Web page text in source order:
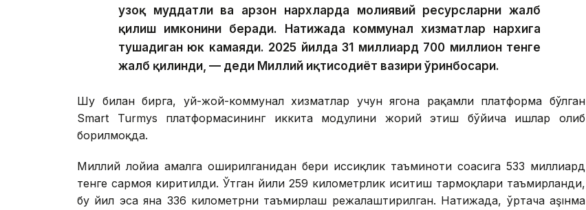
узоқ муддатли ва арзон нархларда молиявий ресурсларни жалб
қилиш имконини беради. Натижада коммунал хизматлар нархига
тушадиган юк камаяди. 2025 йилда 31 миллиард 700 миллион тенге
жалб қилинди, — деди Миллий иқтисодиёт вазири ўринбосари.
Шу билан бирга, уй-жой-коммунал хизматлар учун ягона рақамли платформа бўлган
Smart Turmys платформасининг иккита модулини жорий этиш бўйича ишлар олиб
борилмоқда.
Миллий лойиҳа амалга оширилганидан бери иссиқлик таъминоти соҳасига 533 миллиард
тенге сармоя киритилди. Ўтган йили 259 километрлик иситиш тармоқлари таъмирланди,
бу йил эса яна 336 километрни таъмирлаш режалаштирилган. Натижада, ўртача аşıнма